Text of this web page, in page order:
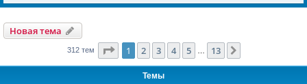
Новая тема
312 тем Страница из 13
1 2 3 4 5 13
Темы